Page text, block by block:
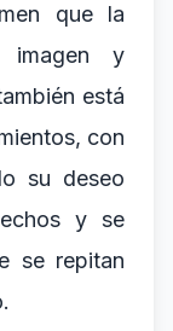
que la
imagen y
está
con
su deseo
y se
se repitan